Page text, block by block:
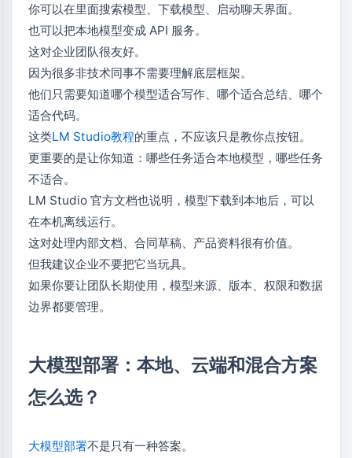
你可以在里面搜索模型、下载模型、启动聊天界面。
也可以把本地模型变成 API 服务。
这对企业团队很友好。
因为很多非技术同事不需要理解底层框架。
他们只需要知道哪个模型适合写作、哪个适合总结、哪个
适合代码。
这类LM Studio教程的重点，不应该只是教你点按钮。
更重要的是让你知道：哪些任务适合本地模型，哪些任务
不适合。
LM Studio 官方文档也说明，模型下载到本地后，可以
在本机离线运行。
这对处理内部文档、合同草稿、产品资料很有价值。
但我建议企业不要把它当玩具。
如果你要让团队长期使用，模型来源、版本、权限和数据
边界都要管理。
大模型部署：本地、云端和混合方案
怎么选？
大模型部署不是只有一种答案。